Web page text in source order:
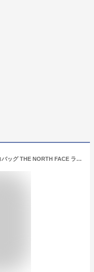
ノースフェイス トートバッグ 20L エコバッグ THE NORTH FACE ライトボールトートM 手提げ ナイロン 鞄 メンズ レディース アウトドア カジュアル かばん/NM82159【RKap】【父の日b】